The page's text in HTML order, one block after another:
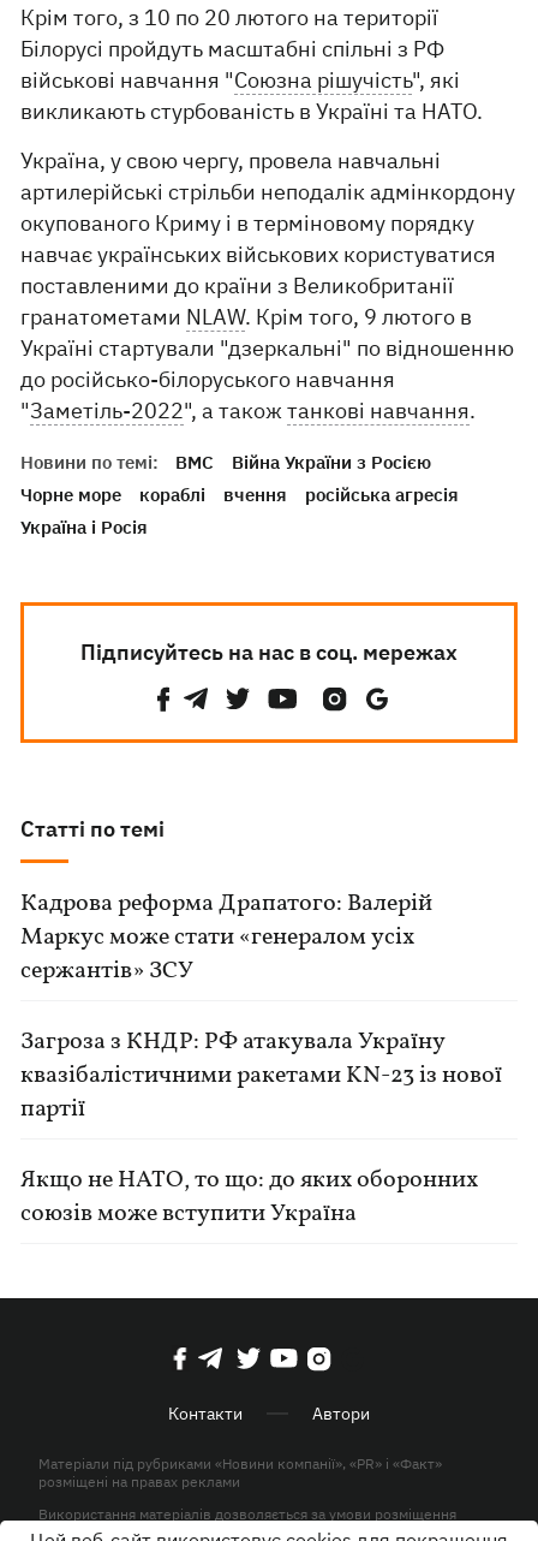
Крім того, з 10 по 20 лютого на території
Білорусі пройдуть масштабні спільні з РФ
військові навчання "Союзна рішучість", які
викликають стурбованість в Україні та НАТО.
Україна, у свою чергу, провела навчальні
артилерійські стрільби неподалік адмінкордону
окупованого Криму і в терміновому порядку
навчає українських військових користуватися
поставленими до країни з Великобританії
гранатометами NLAW. Крім того, 9 лютого в
Україні стартували "дзеркальні" по відношенню
до російсько-білоруського навчання
"Заметіль-2022", а такожтанкові навчання.
Новини по темі: ВМС
Війна України з Росією
Чорне море
кораблі вчення
російська агресія
Україна і Росія
Підписуйтесь на нас в соц. мережах
Статті по темі
Кадрова реформа Драпатого: Валерій
Маркус може стати «генералом усіх
сержантів» ЗСУ
Загроза з КНДР: РФ атакувала Україну
квазібалістичними ракетами KN-23 із нової
партії
Якщо не НАТО, то що: до яких оборонних
союзів може вступити Україна
Контакти Автори
Матеріали під рубриками «Новини компанії», «PR» і «Факт»
розміщені на правах реклами
Використання матеріалів дозволяється за умови розміщення
активного гіперпосилання на KP.UA в першому абзаці.